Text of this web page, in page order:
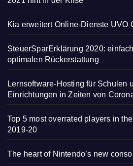
Kia erweitert Online-Dienste UVO
SteuerSparErklärung 2020:
optimalen Rückerstattung
Lernsoftware-Hosting für Schulen
Einrichtungen in Zeiten von
Top 5 most overrated players in
2019-20
The heart of Nintendo’s new